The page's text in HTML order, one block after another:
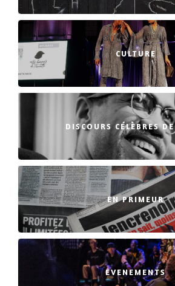
CULTURE
DISCOURS CÉLÈBRES
EN PRIMEUR
EVENEMENTS